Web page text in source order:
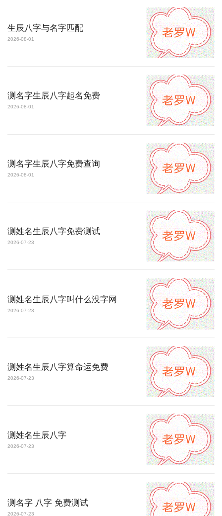
生辰八字与名字匹配
2026-08-01
测名字生辰八字起名免费
2026-08-01
测名字生辰八字免费查询
2026-08-01
测姓名生辰八字免费测试
2026-07-23
测姓名生辰八字叫什么没字网
2026-07-23
测姓名生辰八字算命运免费
2026-07-23
测姓名生辰八字
2026-07-23
测名字 八字 免费测试
2026-07-23